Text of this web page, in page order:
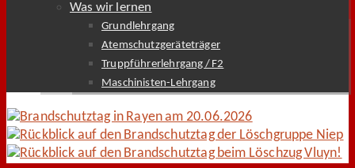
Was wir lernen
Grundlehrgang
Atemschutzgeräteträger
Truppführerlehrgang / F2
Maschinisten-Lehrgang